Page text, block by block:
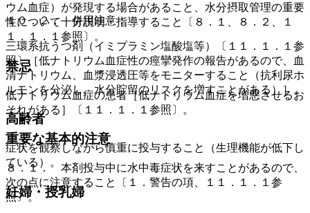
１０．２． 併用注意：
三環系抗うつ剤（イミプラミン塩酸塩等）〔１１．１．１参
照〕［低ナトリウム血症性の痙攣発作の報告があるので、血
清ナトリウム、血漿浸透圧等をモニターすること（抗利尿ホ
ルモンを分泌し、水分貯留のリスクを増すことがある）］。
高齢者
症状を観察しながら慎重に投与すること（生理機能が低下し
ている）。
妊婦・授乳婦
ウム血症）が発現する場合があること、水分摂取管理の重要
性について十分説明・指導すること〔８．１、８．２、１
１．１．１参照〕。
禁忌
低ナトリウム血症の患者［低ナトリウム血症を増悪させるお
それがある］〔１１．１．１参照〕。
重要な基本的注意
８．１． 本剤投与中に水中毒症状を来すことがあるので、
次の点に注意すること〔１．警告の項、１１．１．１参
照〕。